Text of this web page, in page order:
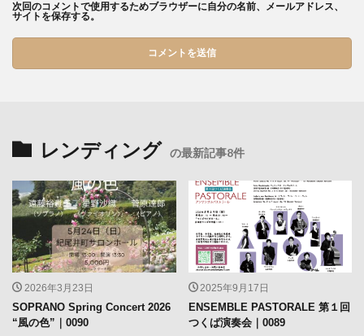
次回のコメントで使用するためブラウザーに自分の名前、メールアドレス、
サイトを保存する。
レンディング の最新記事8件
2026年3月23日
SOPRANO Spring Concert 2026
“風の色”｜0090
2025年9月17日
ENSEMBLE PASTORALE 第１回
つくば演奏会｜0089